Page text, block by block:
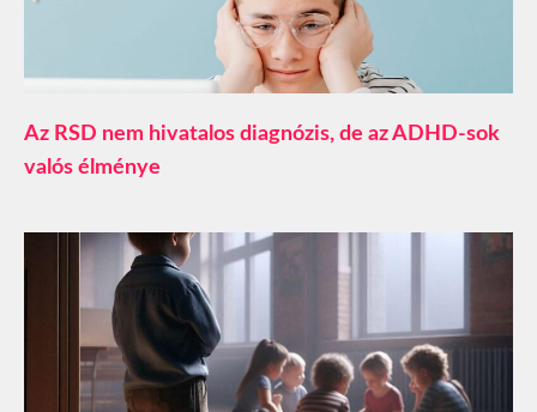
Az RSD nem hivatalos diagnózis, de az ADHD-sok
valós élménye